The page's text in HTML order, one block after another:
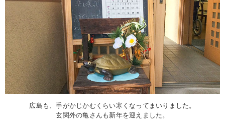
広島も、手がかじかむくらい寒くなってまいりました。
玄関外の亀さんも新年を迎えました。